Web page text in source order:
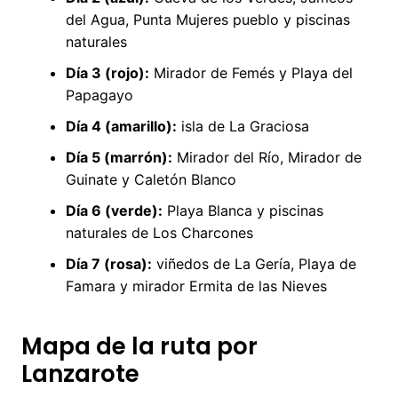
del Agua, Punta Mujeres pueblo y piscinas
naturales
Día 3 (rojo): Mirador de Femés y Playa del
Papagayo
Día 4 (amarillo): isla de La Graciosa
Día 5 (marrón): Mirador del Río, Mirador de
Guinate y Caletón Blanco
Día 6 (verde): Playa Blanca y piscinas
naturales de Los Charcones
Día 7 (rosa): viñedos de La Gería, Playa de
Famara y mirador Ermita de las Nieves
Mapa de la ruta por
Lanzarote